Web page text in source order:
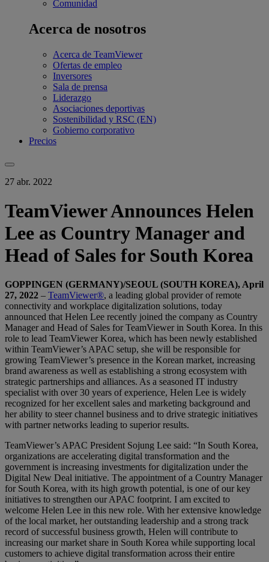
Comunidad
Acerca de nosotros
Acerca de TeamViewer
Ofertas de empleo
Inversores
Sala de prensa
Liderazgo
Asociaciones deportivas
Sostenibilidad y RSC (EN)
Gobierno corporativo
Precios
27 abr. 2022
TeamViewer Announces Helen
Lee as Country Manager and
Head of Sales for South Korea
GOPPINGEN (GERMANY)/SEOUL (SOUTH KOREA), April
27, 2022 – TeamViewer®, a leading global provider of remote
connectivity and workplace digitalization solutions, today
announced that Helen Lee recently joined the company as Country
Manager and Head of Sales for TeamViewer in South Korea. In this
role to lead TeamViewer Korea, which has been newly established
within TeamViewer’s APAC setup, she will be responsible for
growing TeamViewer’s presence in the Korean market, increasing
brand awareness as well as establishing a strong ecosystem with
strategic partnerships and alliances. As a seasoned IT industry
specialist with over 30 years of experience, Helen Lee is widely
recognized for her excellent sales and marketing background and
her ability to steer channel business and to drive strategic initiatives
with partner networks leading to superior results.
TeamViewer’s APAC President Sojung Lee said: “In South Korea,
organizations are accelerating digital transformation and the
government is increasing investments for digitalization under the
Digital New Deal initiative. The appointment of a Country Manager
for South Korea, with its high growth potential, is one of our key
initiatives to strengthen our APAC footprint. I am excited to
welcome Helen Lee in this new role. With her extensive knowledge
of the local market, her outstanding leadership and a strong track
record of successful business growth, Helen will contribute to
increasing our market share in South Korea while supporting local
customers to achieve digital transformation across their entire